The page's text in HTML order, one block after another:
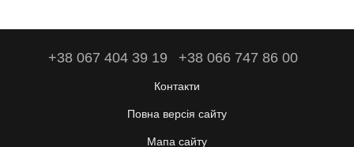
+38 067 404 39 19 +38 066 747 86 00
Контакти
Повна версія сайту
Мапа сайту